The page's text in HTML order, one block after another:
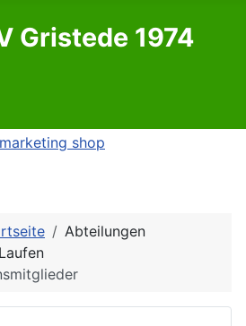
Gristede 1974
Abteilungen